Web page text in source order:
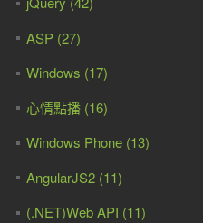
ASP (27)
Windows (17)
心情點播 (16)
Windows Phone (13)
AngularJS2 (11)
(.NET)Web API (11)